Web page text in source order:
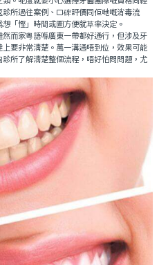
所過往案例、口碑評價同佢哋嘅消毒流
「慳」時間或圖方便就草率決定。
而家粵語喺廣東一帶都好通行，但涉及牙
要非常清楚。萬一溝通唔到位，效果可能
所了解清楚整個流程，唔好怕問問題，尤